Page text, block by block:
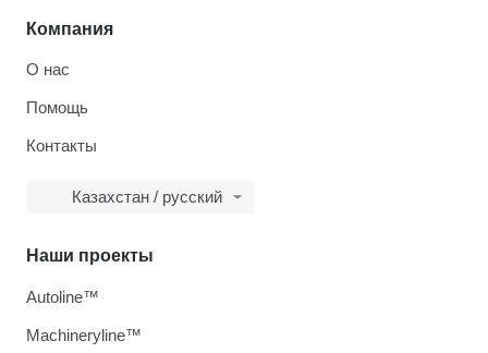
Компания
О нас
Помощь
Контакты
Казахстан / русский
Наши проекты
Autoline™
Machineryline™